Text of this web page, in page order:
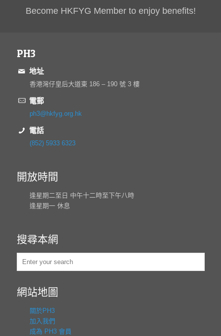
Become HKFYG Member to enjoy benefits!
PH3
地址
香港灣仔皇后大道東 186 – 190 號 3 樓
電郵
ph3@hkfyg.org.hk
電話
(852) 5933 6323
開放時間
逢星期二至日 中午十二時至下午八時
逢星期一 休息
搜尋本網
網站地圖
關於PH3
加入我們
成為 PH3 會員